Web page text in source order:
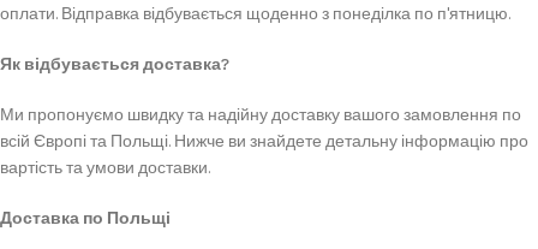
оплати. Відправка відбувається щоденно з понеділка по п'ятницю.
Як відбувається доставка?
Ми пропонуємо швидку та надійну доставку вашого замовлення по
всій Європі та Польщі. Нижче ви знайдете детальну інформацію про
вартість та умови доставки.
Доставка по Польщі